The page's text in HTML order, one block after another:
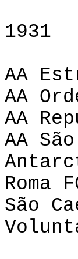
1931
AA
AA
AA
AA
Roma
São